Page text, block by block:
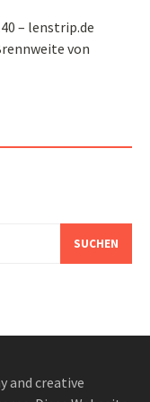
– lenstrip.de
von
and creative